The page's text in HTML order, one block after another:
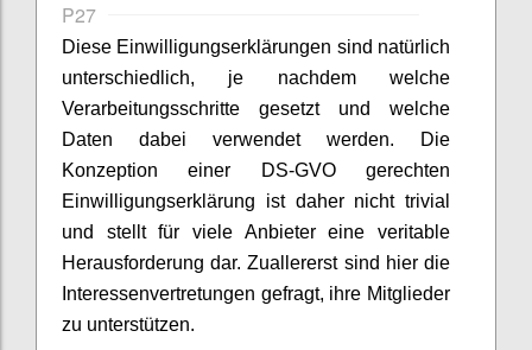
P27
Diese Einwilligungserklärungen sind natürlich
unterschiedlich, je nachdem welche
Verarbeitungsschritte gesetzt und welche
Daten dabei verwendet werden. Die
Konzeption einer DS-GVO gerechten
Einwilligungserklärung ist daher nicht trivial
und stellt für viele Anbieter eine veritable
Herausforderung dar. Zuallererst sind hier die
Interessenvertretungen gefragt, ihre Mitglieder
zu unterstützen.